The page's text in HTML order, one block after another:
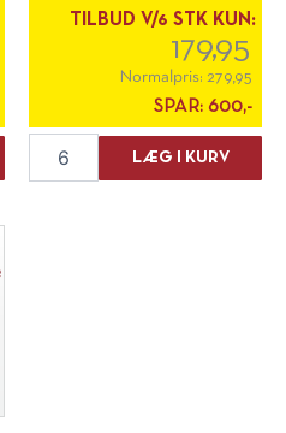
TILBUD V/6 STK KUN:
179,95
Normalpris: 279,95
SPAR: 600,-
Cooperativa
LÆG I KURV